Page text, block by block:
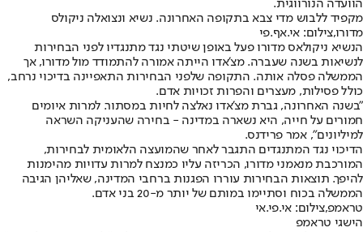
הוועדה הנורווגית.
מקפיד ללבוש מדי צבא בתקופה האחרונה. נשיא ונצואלה ניקולס
מדורו,צילום: אי.אף.פי
הנשיא ניקולאס מדורו פעל באופן שיטתי נגד מתנגדיו לפני הבחירות
לנשיאות בשנה שעברה. מצ’אדו הייתה אמורה להתמודד מול מדורו, אך
הממשלה פסלה אותה. התקופה שלפני הבחירות התאפיינה בדיכוי נרחב,
כולל פסילות, מעצרים והפרות זכויות אדם.
״בשנה האחרונה, גברת מצ'אדו נאלצה לחיות במסתור. למרות איומים
חמורים על חייה, היא נשארה במדינה - בחירה שהעניקה השראה
למיליונים״, אמר פרידנס.
הדיכוי נגד המתנגדים התגבר לאחר שהמועצה הלאומית לבחירות,
המורכבת מנאמני מדורו, הכריזה עליו כמנצח למרות עדויות מהימנות
להיפך. תוצאות הבחירות עוררו הפגנות ברחבי המדינה, שאליהן הגיבה
הממשלה בכוח וסתיימו במותם של יותר מ-20 בני אדם.
טראמפ,צילום: אי.פי.אי
הישגי טראמפ